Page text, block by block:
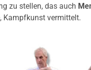
zu stellen, das auch
Kampfkunst vermittelt.